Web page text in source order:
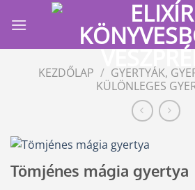
KEZDŐLAP / GYERTYÁK,
KÜLÖNLEGES
Tömjénes mágia gyertya